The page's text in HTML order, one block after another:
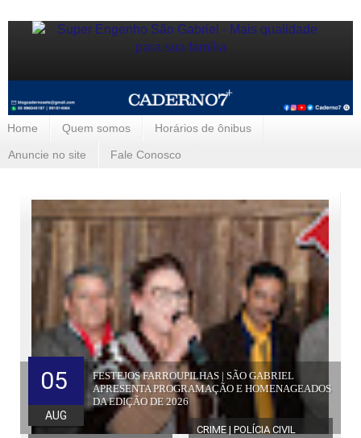
Home Quem somos Horários de ônibus
Anuncie no site Fale Conosco
FESTEJOS FARROUPILHAS | SÃO GABRIEL
APRESENTA PROGRAMAÇÃO E HOMENAGEADOS
DA EDIÇÃO DE 2026
05
AUG
CRIME | POLÍCIA CIVIL